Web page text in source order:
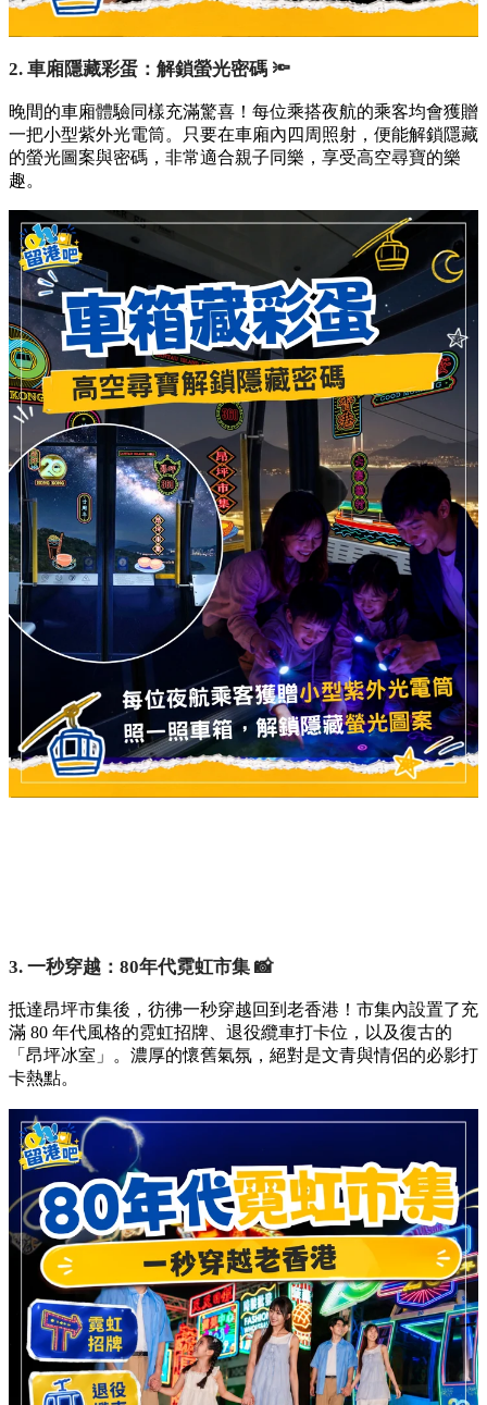
2. 車廂隱藏彩蛋：解鎖螢光密碼 🔦
晚間的車廂體驗同樣充滿驚喜！每位乘搭夜航的乘客均會獲贈
一把小型紫外光電筒。只要在車廂內四周照射，便能解鎖隱藏
的螢光圖案與密碼，非常適合親子同樂，享受高空尋寶的樂
趣。
3. 一秒穿越：80年代霓虹市集 📸
抵達昂坪市集後，彷彿一秒穿越回到老香港！市集內設置了充
滿 80 年代風格的霓虹招牌、退役纜車打卡位，以及復古的
「昂坪冰室」。濃厚的懷舊氣氛，絕對是文青與情侶的必影打
卡熱點。